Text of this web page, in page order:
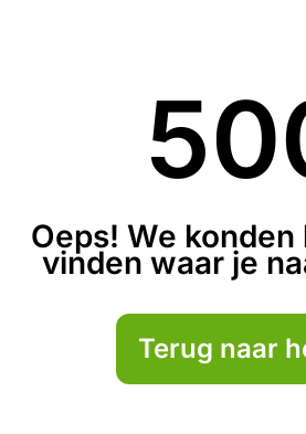
Oeps! We
vinden waar je
Terug naar